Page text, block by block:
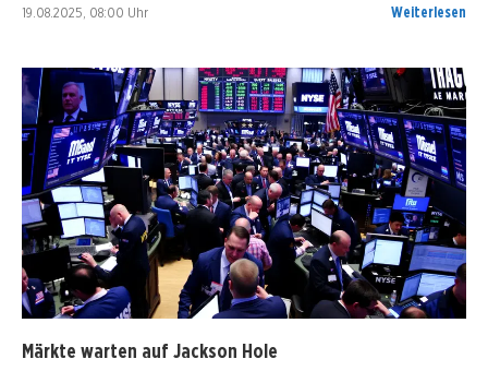
19.08.2025, 08:00 Uhr Weiterlesen
Märkte warten auf Jackson Hole